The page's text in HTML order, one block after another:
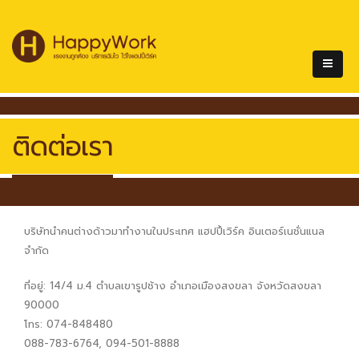
ติดต่อเรา
บริษัทนำคนต่างด้าวมาทำงานในประเทศ แฮปปี้เวิร์ค อินเตอร์เนชั่นแนล
จำกัด
ที่อยู่: 14/4 ม.4 ตำบลเขารูปช้าง อำเภอเมืองสงขลา จังหวัดสงขลา
90000
โทร: 074-848480
088-783-6764, 094-501-8888